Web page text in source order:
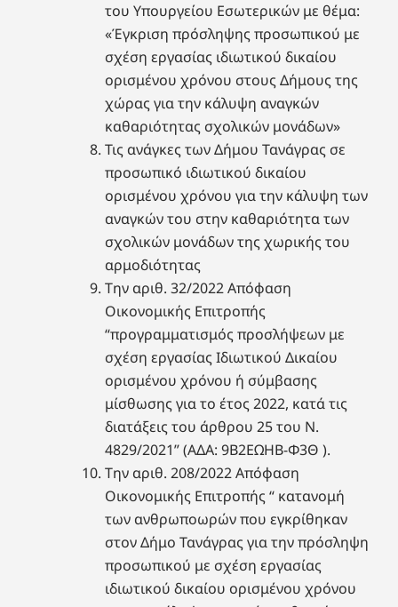
του Υπουργείου Εσωτερικών με θέμα:
«Έγκριση πρόσληψης προσωπικού με
σχέση εργασίας ιδιωτικού δικαίου
ορισμένου χρόνου στους Δήμους της
χώρας για την κάλυψη αναγκών
καθαριότητας σχολικών μονάδων»
Τις ανάγκες των Δήμου Τανάγρας σε
προσωπικό ιδιωτικού δικαίου
ορισμένου χρόνου για την κάλυψη των
αναγκών του στην καθαριότητα των
σχολικών μονάδων της χωρικής του
αρμοδιότητας
Την αριθ. 32/2022 Απόφαση
Οικονομικής Επιτροπής
“προγραμματισμός προσλήψεων με
σχέση εργασίας Ιδιωτικού Δικαίου
ορισμένου χρόνου ή σύμβασης
μίσθωσης για το έτος 2022, κατά τις
διατάξεις του άρθρου 25 του Ν.
4829/2021” (ΑΔΑ: 9Β2ΕΩΗΒ-Φ3Θ ).
Την αριθ. 208/2022 Απόφαση
Οικονομικής Επιτροπής “ κατανομή
των ανθρωποωρών που εγκρίθηκαν
στον Δήμο Τανάγρας για την πρόσληψη
προσωπικού με σχέση εργασίας
ιδιωτικού δικαίου ορισμένου χρόνου